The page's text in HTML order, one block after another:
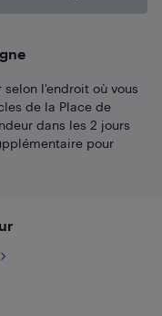
l'endroit où vous
de la Place de
dans les 2 jours
pour